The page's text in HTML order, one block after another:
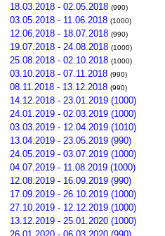
18.03.2018 - 02.05.2018 (990)
03.05.2018 - 11.06.2018 (1000)
12.06.2018 - 18.07.2018 (990)
19.07.2018 - 24.08.2018 (1000)
25.08.2018 - 02.10.2018 (1000)
03.10.2018 - 07.11.2018 (990)
08.11.2018 - 13.12.2018 (990)
14.12.2018 - 23.01.2019 (1000)
24.01.2019 - 02.03.2019 (1000)
03.03.2019 - 12.04.2019 (1010)
13.04.2019 - 23.05.2019 (990)
24.05.2019 - 03.07.2019 (1000)
04.07.2019 - 11.08.2019 (1000)
12.08.2019 - 16.09.2019 (990)
17.09.2019 - 26.10.2019 (1000)
27.10.2019 - 12.12.2019 (1000)
13.12.2019 - 25.01.2020 (1000)